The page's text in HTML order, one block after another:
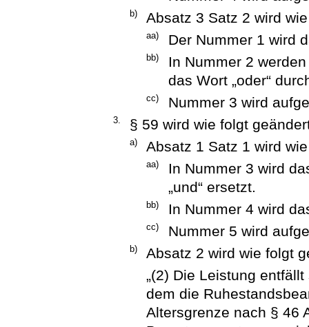
b) Absatz 3 Satz 2 wird
aa) Der Nummer 1 wird
bb)
In Nummer 2
das Wort „oder“
cc) Nummer 3 wird
3. § 59 wird wie folgt
a) Absatz 1 Satz 1 wird
aa)
In Nummer 3 wird
„und“ ersetzt.
bb) In Nummer 4 wird
cc) Nummer 5 wird
b)
Absatz 2 wird wie folgt
„(2) Die Leistung
dem die
Altersgrenze nach § 46